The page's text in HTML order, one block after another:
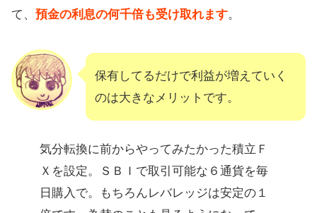
て、 預金の利息の何千倍も受け取れます。
保有してるだけで利益が増えていく
のは大きなメリットです。
気分転換に前からやってみたかった積立Ｆ
Ｘを設定。ＳＢＩで取引可能な６通貨を毎
日購入で。もちろんレバレッジは安定の１